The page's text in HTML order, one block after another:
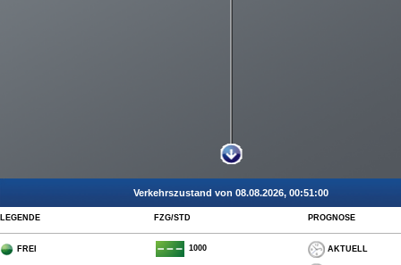
Verkehrszustand von 08.08.2026, 00:51:00
LEGENDE FZG/STD PROGNOSE
FREI 1000 AKTUELL